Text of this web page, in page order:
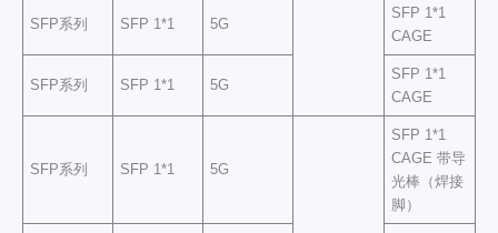
SFP系列 SFP 1*1 5G
SFP 1*1
CAGE
SFP系列 SFP 1*1 5G
SFP 1*1
CAGE
SFP系列 SFP 1*1 5G
SFP 1*1
CAGE 带导
光棒（焊接
脚）